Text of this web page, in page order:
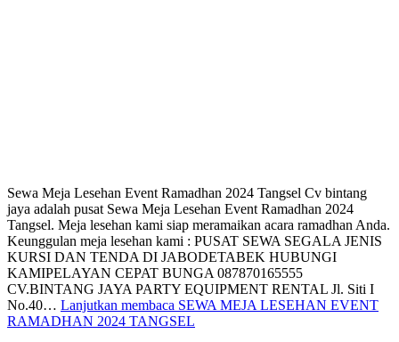
Sewa Meja Lesehan Event Ramadhan 2024 Tangsel Cv bintang
jaya adalah pusat Sewa Meja Lesehan Event Ramadhan 2024
Tangsel. Meja lesehan kami siap meramaikan acara ramadhan Anda.
Keunggulan meja lesehan kami : PUSAT SEWA SEGALA JENIS
KURSI DAN TENDA DI JABODETABEK HUBUNGI
KAMIPELAYAN CEPAT BUNGA 087870165555
CV.BINTANG JAYA PARTY EQUIPMENT RENTAL Jl. Siti I
No.40… Lanjutkan membaca SEWA MEJA LESEHAN EVENT
RAMADHAN 2024 TANGSEL